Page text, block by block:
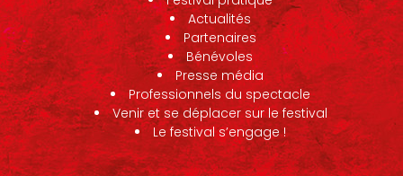
Actualités
Partenaires
Bénévoles
Presse média
Professionnels du spectacle
Venir et se déplacer sur le festival
Le festival s’engage !